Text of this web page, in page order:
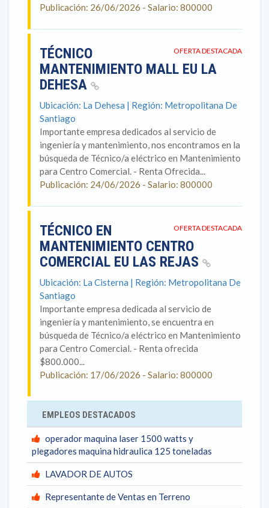
Publicación: 26/06/2026 - Salario: 800000
OFERTA DESTACADA
TÉCNICO
MANTENIMIENTO MALL EU LA
DEHESA
Ubicación: La Dehesa | Región: Metropolitana De
Santiago
Importante empresa dedicados al servicio de
ingeniería y mantenimiento, nos encontramos en la
búsqueda de Técnico/a eléctrico en Mantenimiento
para Centro Comercial. - Renta Ofrecida...
Publicación: 24/06/2026 - Salario: 800000
OFERTA DESTACADA
TÉCNICO EN
MANTENIMIENTO CENTRO
COMERCIAL EU LAS REJAS
Ubicación: La Cisterna | Región: Metropolitana De
Santiago
Importante empresa dedicada al servicio de
ingeniería y mantenimiento, se encuentra en
búsqueda de Técnico/a eléctrico en Mantenimiento
para Centro Comercial. - Renta ofrecida
$800.000...
Publicación: 17/06/2026 - Salario: 800000
EMPLEOS DESTACADOS
operador maquina laser 1500 watts y
plegadores maquina hidraulica 125 toneladas
LAVADOR DE AUTOS
Representante de Ventas en Terreno